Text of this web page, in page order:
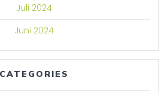
Juli 2024
Juni 2024
CATEGORIES